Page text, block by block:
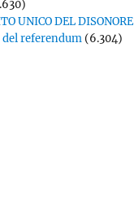
UNICO DEL DISONORE
referendum (6.304)